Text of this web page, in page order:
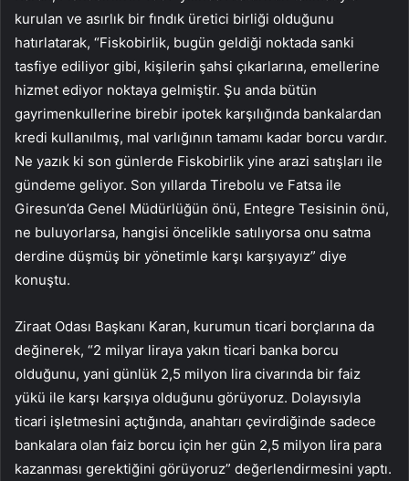
kurulan ve asırlık bir fındık üretici birliği olduğunu
hatırlatarak, “Fiskobirlik, bugün geldiği noktada sanki
tasfiye ediliyor gibi, kişilerin şahsi çıkarlarına, emellerine
hizmet ediyor noktaya gelmiştir. Şu anda bütün
gayrimenkullerine birebir ipotek karşılığında bankalardan
kredi kullanılmış, mal varlığının tamamı kadar borcu vardır.
Ne yazık ki son günlerde Fiskobirlik yine arazi satışları ile
gündeme geliyor. Son yıllarda Tirebolu ve Fatsa ile
Giresun’da Genel Müdürlüğün önü, Entegre Tesisinin önü,
ne buluyorlarsa, hangisi öncelikle satılıyorsa onu satma
derdine düşmüş bir yönetimle karşı karşıyayız” diye
konuştu.
Ziraat Odası Başkanı Karan, kurumun ticari borçlarına da
değinerek, “2 milyar liraya yakın ticari banka borcu
olduğunu, yani günlük 2,5 milyon lira civarında bir faiz
yükü ile karşı karşıya olduğunu görüyoruz. Dolayısıyla
ticari işletmesini açtığında, anahtarı çevirdiğinde sadece
bankalara olan faiz borcu için her gün 2,5 milyon lira para
kazanması gerektiğini görüyoruz” değerlendirmesini yaptı.